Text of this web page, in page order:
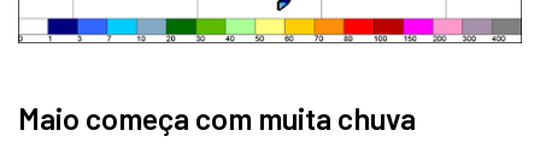
Maio começa com muita chuva